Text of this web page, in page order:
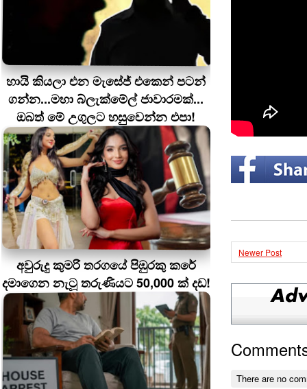
හායි කියලා එන මැසේජ් එකෙන් පටන්
ගන්න...මහා බ්ලැක්මේල් ජාවාරමක්...
ඔබත් මේ උගුලට හසුවෙන්න එපා!
අවුරුදු කුමරි තරගයේ පිඹුරකු කරේ
දමාගෙන නැටූ තරුණියට 50,000 ක් දඩ!
Newer Post
There are no